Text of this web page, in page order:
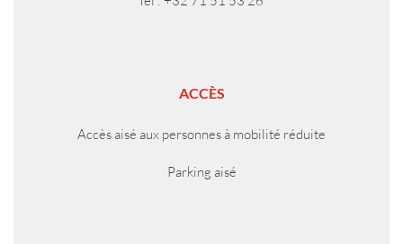
ACCÈS
Accès aisé aux personnes à mobilité réduite
Parking aisé